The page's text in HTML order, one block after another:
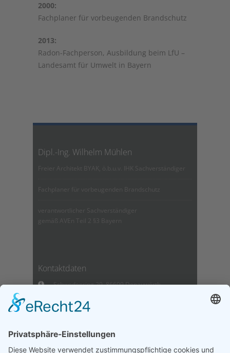
2000:
Fachplaner für vorbeugenden Brandschutz
2013:
Radon-Fachperson, Ausbildung beim LfU –
Landesamt für Umwelt in Bayern
Dipl.-Ing. Wilhelm Mühlen
Freier Architekt BYAK, ö.b.u.v. IHK Sachverständiger
Fachplaner für vorbeugenden Brandschutz
verantwortlicher Sachverständiger
gemäß AVEn Teil 2 §3 Bayern
Kontaktdaten
Schwedenring 29, 86609 Donauwörth
Telefon: 0906 / 9998400